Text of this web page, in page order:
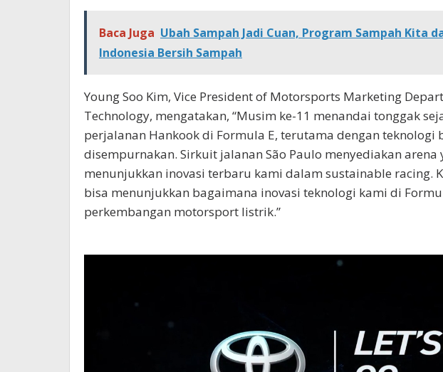
Baca Juga Ubah Sampah Jadi Cuan, Program Sampah Kita
Indonesia Bersih Sampah
Young Soo Kim, Vice President of Motorsports Marketing
Technology, mengatakan, “Musim ke-11 menandai tonggak
perjalanan Hankook di Formula E, terutama dengan teknologi
disempurnakan. Sirkuit jalanan São Paulo menyediakan
menunjukkan inovasi terbaru kami dalam sustainable racing.
bisa menunjukkan bagaimana inovasi teknologi kami di
perkembangan motorsport listrik.”